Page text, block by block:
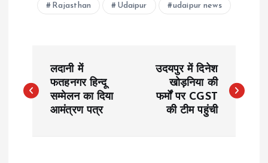
Rajasthan Udaipur udaipur news
o
लदानी में
फतहनगर हिन्दू
सम्मेलन का दिया
आमंत्रण पत्र
उदयपुर में दिनेश
खो​ड़निया की
फर्मों पर CGST
की टीम पहुंची